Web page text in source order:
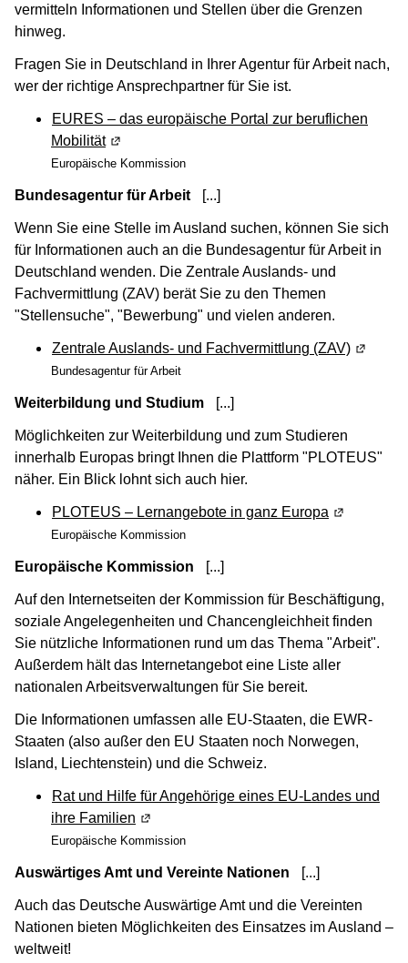
vermitteln Informationen und Stellen über die Grenzen
hinweg.
Fragen Sie in Deutschland in Ihrer Agentur für Arbeit nach,
wer der richtige Ansprechpartner für Sie ist.
EURES – das europäische Portal zur beruflichen
Mobilität(Wird in einem neuen Fenster geöffnet)
Europäische Kommission
Bundesagentur für Arbeit [...]
Wenn Sie eine Stelle im Ausland suchen, können Sie sich
für Informationen auch an die Bundesagentur für Arbeit in
Deutschland wenden. Die Zentrale Auslands- und
Fachvermittlung (ZAV) berät Sie zu den Themen
"Stellensuche", "Bewerbung" und vielen anderen.
Zentrale Auslands- und Fachvermittlung (ZAV) (Wird
Bundesagentur für Arbeit
Weiterbildung und Studium [...]
Möglichkeiten zur Weiterbildung und zum Studieren
innerhalb Europas bringt Ihnen die Plattform "PLOTEUS"
näher. Ein Blick lohnt sich auch hier.
PLOTEUS – Lernangebote in ganz Europa (Wird in
Europäische Kommission
Europäische Kommission [...]
Auf den Internetseiten der Kommission für Beschäftigung,
soziale Angelegenheiten und Chancengleichheit finden
Sie nützliche Informationen rund um das Thema "Arbeit".
Außerdem hält das Internetangebot eine Liste aller
nationalen Arbeitsverwaltungen für Sie bereit.
Die Informationen umfassen alle EU-Staaten, die EWR-
Staaten (also außer den EU Staaten noch Norwegen,
Island, Liechtenstein) und die Schweiz.
Rat und Hilfe für Angehörige eines EU-Landes und
ihre Familien (Wird in einem neuen Fenster geöffnet)
Europäische Kommission
Auswärtiges Amt und Vereinte Nationen [...]
Auch das Deutsche Auswärtige Amt und die Vereinten
Nationen bieten Möglichkeiten des Einsatzes im Ausland –
weltweit!